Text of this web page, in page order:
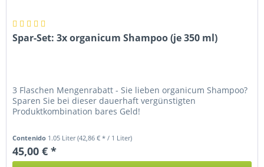
Spar-Set: 3x organicum Shampoo (je 350 ml)
3 Flaschen Mengenrabatt - Sie lieben organicum Shampoo?
Sparen Sie bei dieser dauerhaft vergünstigten
Produktkombination bares Geld!
Contenido 1.05 Liter(42,86 € * / 1 Liter)
45,00 € *